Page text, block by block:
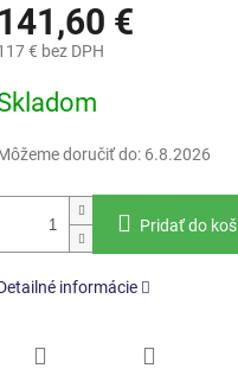
141,60 €
€ bez DPH
doručiť do: 6.8.2026
Pridať do
informácie